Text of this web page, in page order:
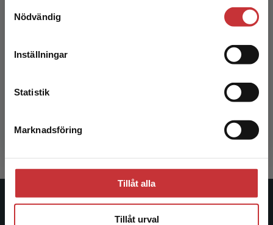
Nödvändig
Inställningar
Statistik
Marknadsföring
Tillåt alla
Tillåt urval
Vi erbjuder inte leveranser utanför Sverige. För
att kunna slutföra ett köp måste
396 kr
Exkl. moms: 374 kr
Studentlitteratur